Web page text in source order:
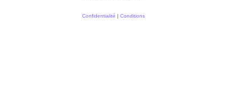
Confidentialité | Conditions